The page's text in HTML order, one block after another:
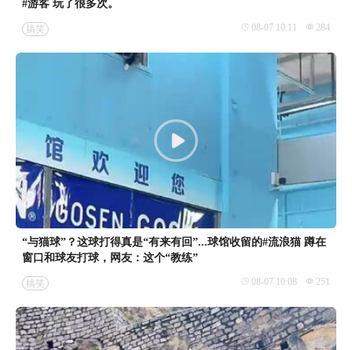
#游客 玩了很多次。
搞笑 08-07 10:11 284
“与猫球”？这球打得真是“有来有回”...球馆收留的#流浪猫 蹲在
窗口和球友打球，网友：这个“教练”
搞笑 08-07 10:08 251